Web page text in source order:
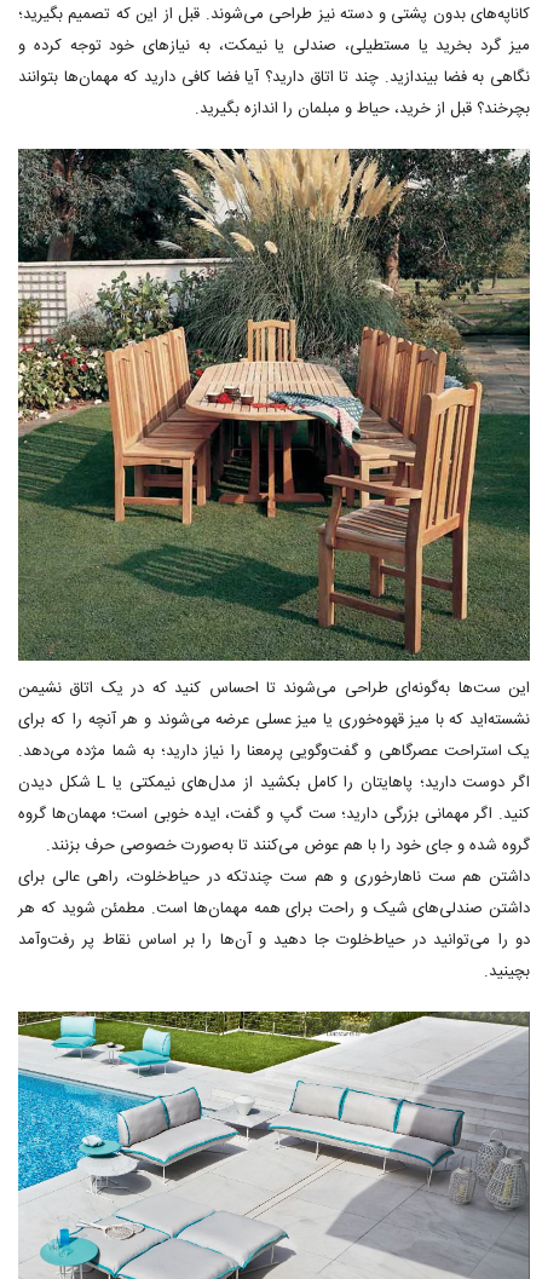
کاناپه‌های بدون پشتی و دسته نیز طراحی می‌شوند. قبل از این که تصمیم بگیرید؛
میز گرد بخرید یا مستطیلی، صندلی یا نیمکت، به نیازهای خود توجه کرده و
نگاهی به فضا بیندازید. چند تا اتاق دارید؟ آیا فضا کافی دارید که مهمان‌ها بتوانند
بچرخند؟ قبل از خرید، حیاط و مبلمان را اندازه بگیرید.
این ست‌ها به‌گونه‌ای طراحی می‌شوند تا احساس کنید که در یک اتاق نشیمن
نشسته‌اید که با میز قهوه‌خوری یا میز عسلی عرضه می‌شوند و هر آنچه را که برای
یک استراحت عصرگاهی و گفت‌وگویی پرمعنا را نیاز دارید؛ به شما مژده می‌دهد.
اگر دوست دارید؛ پاهایتان را کامل بکشید از مدل‌های نیمکتی یا L شکل دیدن
کنید. اگر مهمانی بزرگی دارید؛ ست گپ و گفت، ایده خوبی است؛ مهمان‌ها گروه‌
گروه شده و جای خود را با هم عوض می‌کنند تا به‌صورت خصوصی حرف بزنند.
داشتن هم ست ناهارخوری و هم ست چندتکه در حیاط‌خلوت، راهی عالی برای
داشتن صندلی‌های شیک و راحت برای همه مهمان‌ها است. مطمئن شوید که هر
دو را می‌توانید در حیاط‌خلوت جا دهید و آن‌ها را بر اساس نقاط پر رفت‌وآمد
بچینید.